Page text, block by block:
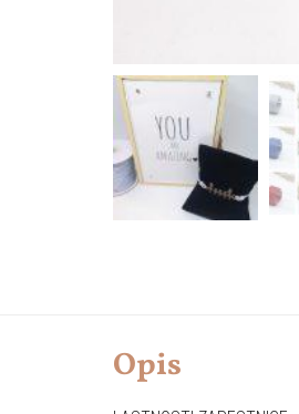
Opis